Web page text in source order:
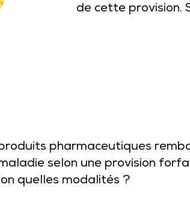
de cette provision.
pharmaceutiques
selon une provision
quelles modalités ?